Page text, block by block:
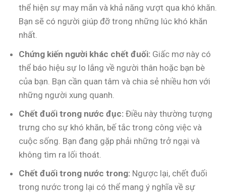
thể hiện sự may mắn và khả năng vượt qua khó khăn.
Bạn sẽ có người giúp đỡ trong những lúc khó khăn
nhất.
Chứng kiến người khác chết đuối: Giấc mơ này có
thể báo hiệu sự lo lắng về người thân hoặc bạn bè
của bạn. Bạn cần quan tâm và chia sẻ nhiều hơn với
những người xung quanh.
Chết đuối trong nước đục: Điều này thường tượng
trưng cho sự khó khăn, bế tắc trong công việc và
cuộc sống. Bạn đang gặp phải những trở ngại và
không tìm ra lối thoát.
Chết đuối trong nước trong: Ngược lại, chết đuối
trong nước trong lại có thể mang ý nghĩa về sự